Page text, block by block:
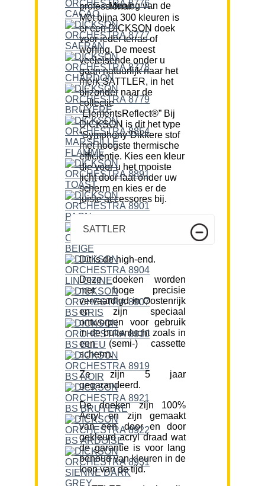
Mening van de professional:
Met bijna 300 kleuren is
er een DICKSON doek
voor ieder terras of
woning. De meest
veeleisende onder u
gaan natuurlijk naar het
merk SATTLER, in het
bijzonder naar de
collectie
“ElementsReflect®” Bij
DICKSON is dit het type
“Symphony”Dikkere stof
met hoogste thermische
efficiëntie. Kies een kleur
die voor u het mooiste
licht door laat onder uw
scherm en kies er de
juiste accessores bij.
SATTLER
Dit is de high-end.
Deze doeken worden
met hoge precisie
vervaardigd in Oostenrijk
en zijn speciaal
ontworpen voor gebruik
in de buitenlucht zoals in
een (semi-) cassette
scherm.
Ze zijn 5 jaar
gegarandeerd.
De doeken zijn 100%
Acryl en zijn gemaakt
van een door en door
gekleurd acryl draad wat
de garantie is voor lang
behoud van kleuren in de
loop van de tijd.